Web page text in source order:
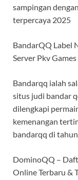
sampingan
terpercaya 2025
BandarQQ Label
Server Pkv
Bandarqq ialah
situs judi bandar
dilengkapi
kemenangan
bandarqq di
DominoQQ –
Online Terbaru &